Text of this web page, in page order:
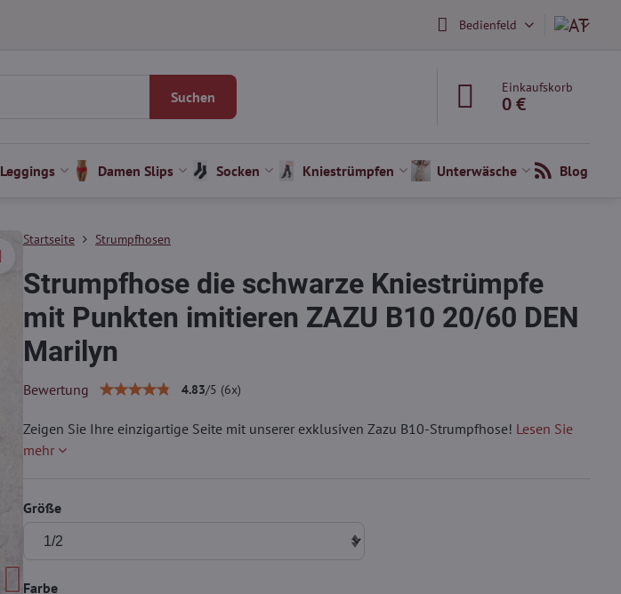
Bedienfeld
Suchen
Einkaufskorb
0 €
Leggings Damen Slips Socken Kniestrümpfen Unterwäsche Blog
Startseite Strumpfhosen
Strumpfhose die schwarze Kniestrümpfe
mit Punkten imitieren ZAZU B10 20/60 DEN
Marilyn
Bewertung 4.83/5 (6x)
Zeigen Sie Ihre einzigartige Seite mit unserer exklusiven Zazu B10-Strumpfhose! Lesen Sie
mehr
Größe
Farbe